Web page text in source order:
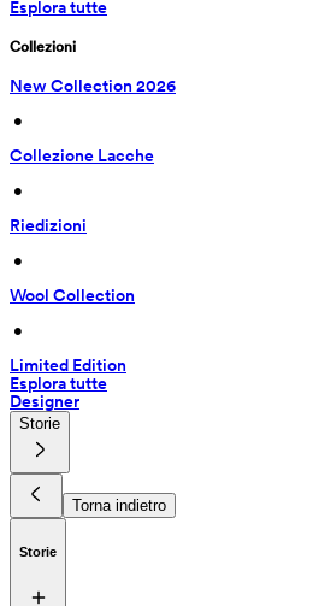
Esplora tutte
Collezioni
New Collection 2026
•
Collezione Lacche
•
Riedizioni
•
Wool Collection
•
Limited Edition
Esplora tutte
Designer
Storie
Torna indietro
Storie